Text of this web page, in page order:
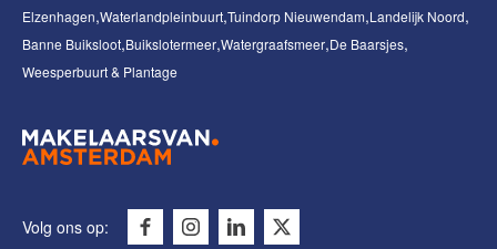
Elzenhagen Waterlandpleinbuurt Tuindorp Nieuwendam Landelijk Noord
Banne Buiksloot Buikslotermeer Watergraafsmeer De Baarsjes
Weesperbuurt & Plantage
Volg ons op: